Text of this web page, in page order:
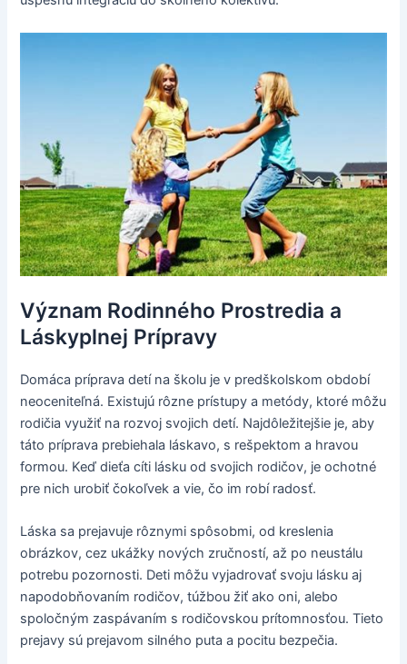
Význam Rodinného Prostredia a
Láskyplnej Prípravy
Domáca príprava detí na školu je v predškolskom období
neoceniteľná. Existujú rôzne prístupy a metódy, ktoré môžu
rodičia využiť na rozvoj svojich detí. Najdôležitejšie je, aby
táto príprava prebiehala láskavo, s rešpektom a hravou
formou. Keď dieťa cíti lásku od svojich rodičov, je ochotné
pre nich urobiť čokoľvek a vie, čo im robí radosť.
Láska sa prejavuje rôznymi spôsobmi, od kreslenia
obrázkov, cez ukážky nových zručností, až po neustálu
potrebu pozornosti. Deti môžu vyjadrovať svoju lásku aj
napodobňovaním rodičov, túžbou žiť ako oni, alebo
spoločným zaspávaním s rodičovskou prítomnosťou. Tieto
prejavy sú prejavom silného puta a pocitu bezpečia.